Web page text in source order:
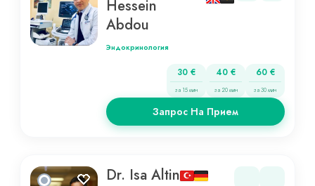
Hessein
Abdou
Эндокринология
30 €
за 15 мин
40 €
за 20 мин
60 €
за 30 мин
Запрос На Прием
Dr. Isa Altin